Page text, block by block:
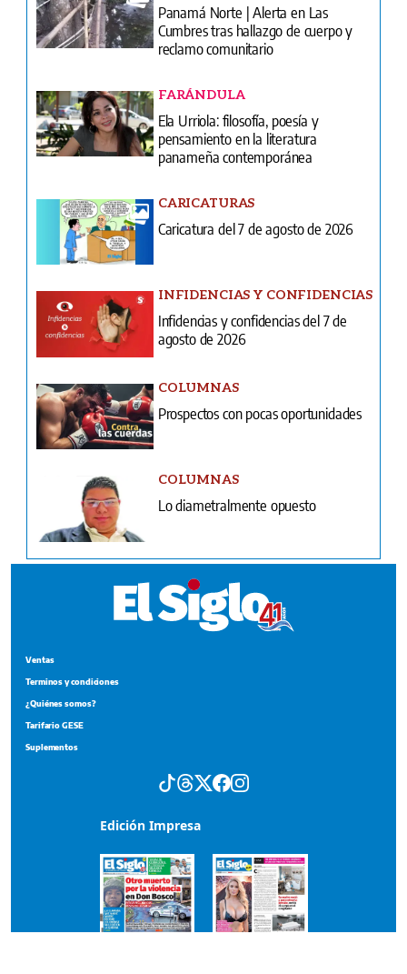
Panamá Norte | Alerta en Las
Cumbres tras hallazgo de cuerpo y
reclamo comunitario
FARÁNDULA
Ela Urriola: filosofía, poesía y
pensamiento en la literatura
panameña contemporánea
CARICATURAS
Caricatura del 7 de agosto de 2026
INFIDENCIAS Y CONFIDENCIAS
Infidencias y confidencias del 7 de
agosto de 2026
COLUMNAS
Prospectos con pocas oportunidades
COLUMNAS
Lo diametralmente opuesto
Ventas
Terminos y condiciones
¿Quiénes somos?
Tarifario GESE
Suplementos
Edición Impresa